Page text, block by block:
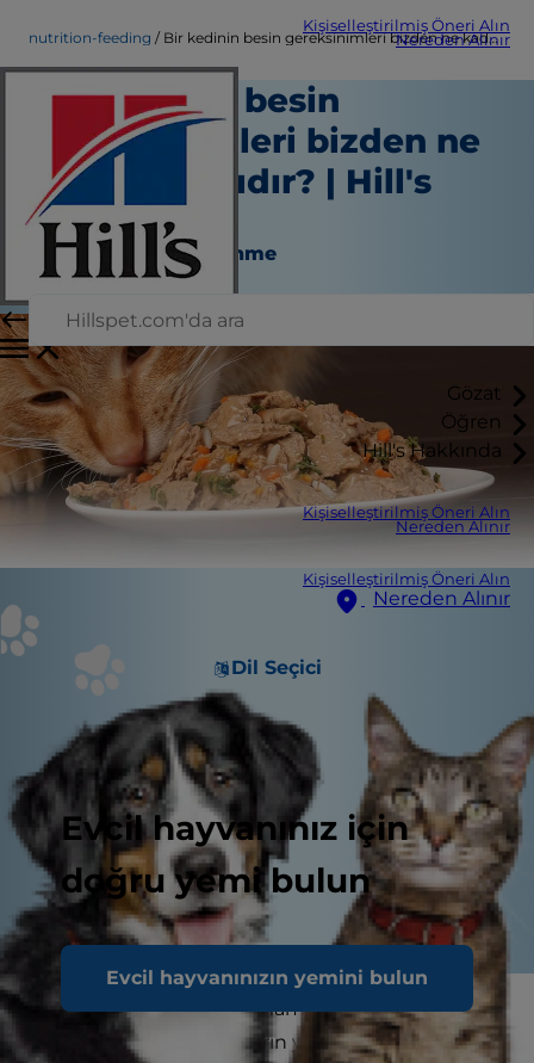
Kişiselleştirilmiş Öneri Alın
Nereden Alınır
Gözat
Öğren
Hill's Hakkında
Kişiselleştirilmiş Öneri Alın
Nereden Alınır
Kişiselleştirilmiş Öneri Alın
Nereden Alınır
Dil Seçici
Evcil hayvanınız için
doğru yemi bulun
Evcil hayvanınızın yemini bulun
nutrition-feeding Bir kedinin besin gereksinimleri bizden ne kadar farklıdır? | Hill's Pet
Bir kedinin besin
gereksinimleri bizden ne
kadar farklıdır? | Hill's
Pet
Beslenme ve Beslenme
Personel Yazarı
Ev yapımı evcil hayvan mamalarının incelendiği
bir araştırmada, mamaların yüzde 90’ından